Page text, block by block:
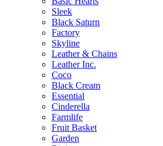
Sleek
Black Saturn
Factory
Skyline
Leather & Chains
Leather Inc.
Coco
Black Cream
Essential
Cinderella
Farmlife
Fruit Basket
Garden